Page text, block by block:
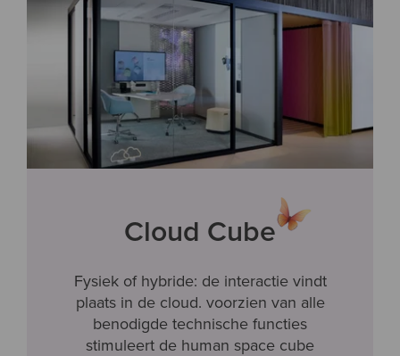
Cloud Cube
Fysiek of hybride: de interactie vindt
plaats in de cloud. voorzien van alle
benodigde technische functies
stimuleert de human space cube